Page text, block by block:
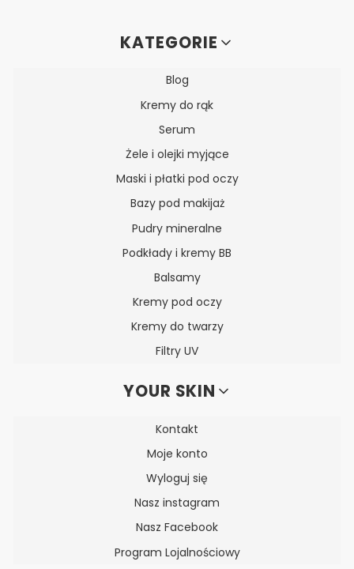
Linki w stopceKATEGORIE
Blog
Kremy do rąk
Serum
Żele i olejki myjące
Maski i płatki pod oczy
Bazy pod makijaż
Pudry mineralne
Podkłady i kremy BB
Balsamy
Kremy pod oczy
Kremy do twarzy
Filtry UV
YOUR SKIN
Kontakt
Moje konto
Wyloguj się
Nasz instagram
Nasz Facebook
Program Lojalnościowy